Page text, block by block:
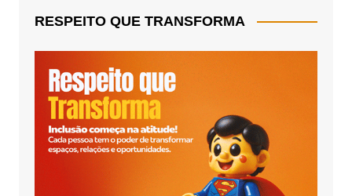
RESPEITO QUE TRANSFORMA